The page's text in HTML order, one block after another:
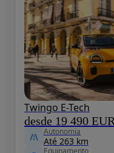
Twingo E-Tech
desde 19 490 EUR
Autonomia
Até 263 km
Equipamento